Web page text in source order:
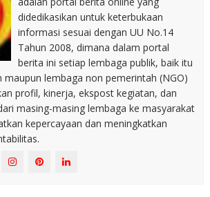
didedikasikan untuk keterbukaan
informasi sesuai dengan UU No.14
Tahun 2008, dimana dalam portal
berita ini setiap lembaga publik, baik itu
maupun lembaga non pemerintah (NGO)
profil, kinerja, ekspost kegiatan, dan
masing-masing lembaga ke masyarakat
kepercayaan dan meningkatkan